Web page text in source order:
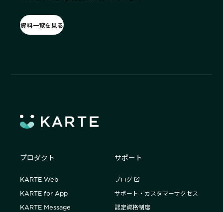
資料一覧を見る
プロダクト
KARTE Web
KARTE for App
KARTE Message
サポート
ブログ
サポート・カスタマーサクセス
認定資格制度